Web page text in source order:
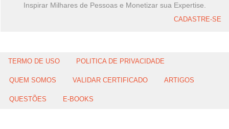
Inspirar Milhares de Pessoas e Monetizar sua Expertise.
CADASTRE-SE
TERMO DE USO POLITICA DE PRIVACIDADE
QUEM SOMOS VALIDAR CERTIFICADO ARTIGOS
QUESTÕES E-BOOKS